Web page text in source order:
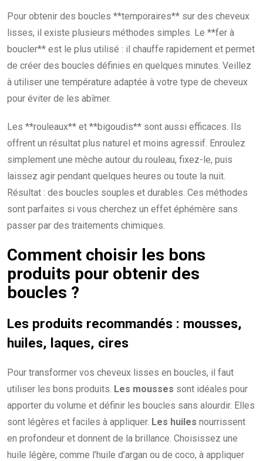
Pour obtenir des boucles **temporaires** sur des cheveux
lisses, il existe plusieurs méthodes simples. Le **fer à
boucler** est le plus utilisé : il chauffe rapidement et permet
de créer des boucles définies en quelques minutes. Veillez
à utiliser une température adaptée à votre type de cheveux
pour éviter de les abîmer.
Les **rouleaux** et **bigoudis** sont aussi efficaces. Ils
offrent un résultat plus naturel et moins agressif. Enroulez
simplement une mèche autour du rouleau, fixez-le, puis
laissez agir pendant quelques heures ou toute la nuit.
Résultat : des boucles souples et durables. Ces méthodes
sont parfaites si vous cherchez un effet éphémère sans
passer par des traitements chimiques.
Comment choisir les bons
produits pour obtenir des
boucles ?
Les produits recommandés : mousses,
huiles, laques, cires
Pour transformer vos cheveux lisses en boucles, il faut
utiliser les bons produits. Les mousses sont idéales pour
apporter du volume et définir les boucles sans alourdir. Elles
sont légères et faciles à appliquer. Les huiles nourrissent
en profondeur et donnent de la brillance. Choisissez une
huile légère, comme l’huile d’argan ou de coco, à appliquer